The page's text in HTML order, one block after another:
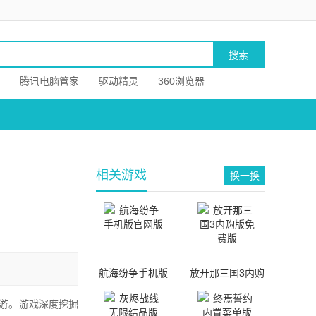
腾讯电脑管家 驱动精灵 360浏览器
。游戏深度挖掘
相关游戏 换一换
航海纷争手机版
放开那三国3内购